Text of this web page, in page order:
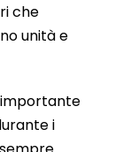
che
unità e
importante
i